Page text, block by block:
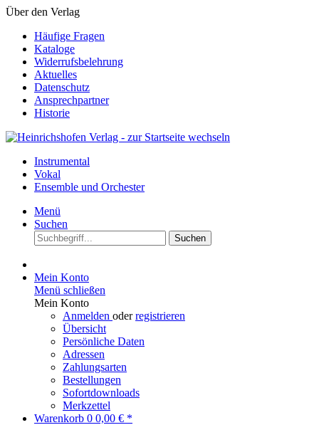
Über den Verlag
Häufige Fragen
Kataloge
Widerrufsbelehrung
Aktuelles
Datenschutz
Ansprechpartner
Historie
Instrumental
Vokal
Ensemble und Orchester
Menü
Suchen
Suchen
Mein Konto
Menü schließen
Mein Konto
Anmelden oderregistrieren
Übersicht
Persönliche Daten
Adressen
Zahlungsarten
Bestellungen
Sofortdownloads
Merkzettel
Warenkorb 0 0,00 € *